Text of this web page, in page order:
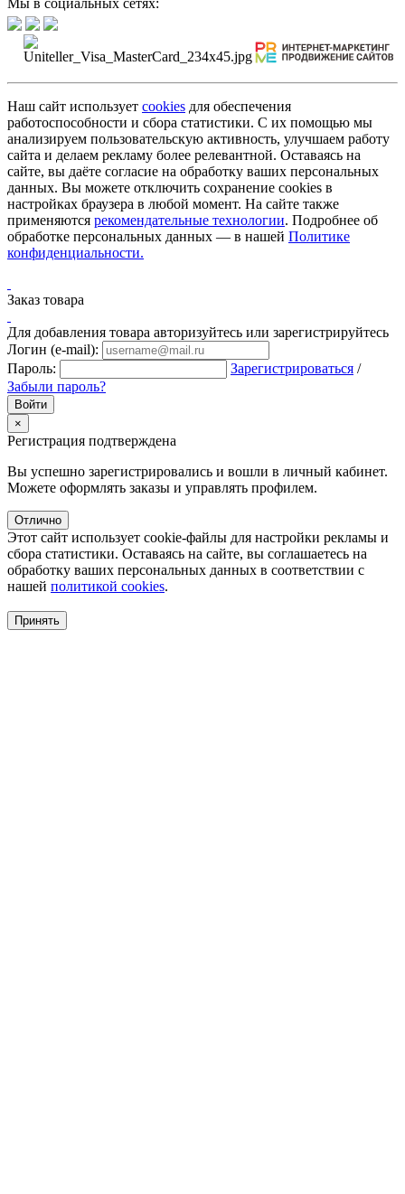
Наш сайт использует cookies для обеспечения
работоспособности и сбора статистики. С их помощью мы
анализируем пользовательскую активность, улучшаем работу
сайта и делаем рекламу более релевантной. Оставаясь на
сайте, вы даёте согласие на обработку ваших персональных
данных. Вы можете отключить сохранение cookies в
настройках браузера в любой момент. На сайте также
применяются рекомендательные технологии. Подробнее об
обработке персональных данных — в нашей Политике
конфиденциальности.
Заказ товара
Для добавления товара авторизуйтесь или зарегистрируйтесь
Логин (e-mail):
Пароль:
Зарегистрироваться /
Забыли пароль?
×
Регистрация подтверждена
Вы успешно зарегистрировались и вошли в личный кабинет.
Можете оформлять заказы и управлять профилем.
Отлично
Этот сайт использует cookie-файлы для настройки рекламы и
сбора статистики. Оставаясь на сайте, вы соглашаетесь на
обработку ваших персональных данных в соответствии с
нашей политикой cookies.
Принять